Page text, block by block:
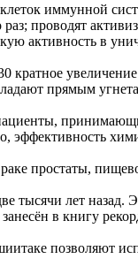
иммунной
проводят
активность в
прямым
эффективность
простаты,
тысячи лет назад.
в книгу
позволяют